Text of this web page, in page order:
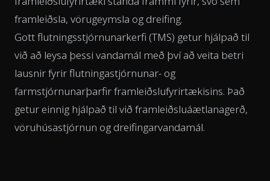
framleiðsla, vörugeymsla og dreifing.
Gott flutningsstjórnunarkerfi (TMS) getur hjálpað til
við að leysa þessi vandamál með því að veita betri
lausnir fyrir flutningastjórnunar- og
farmstjórnunarþarfir framleiðslufyrirtækisins. Það
getur einnig hjálpað til við framleiðsluáætlanagerð,
vöruhúsastjórnun og dreifingarvandamál.